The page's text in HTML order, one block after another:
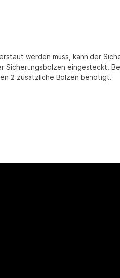
werden muss, kann der
eingesteckt.
2 zusätzliche Bolzen benötigt.